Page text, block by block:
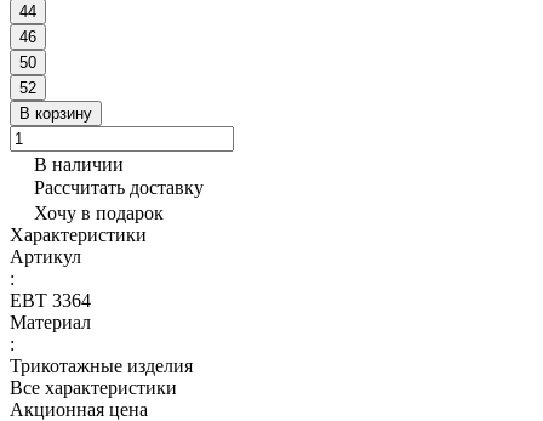
44
46
50
52
В корзину
В наличии
Рассчитать доставку
Хочу в подарок
Характеристики
Артикул
:
ЕВТ 3364
Материал
:
Трикотажные изделия
Все характеристики
Акционная цена